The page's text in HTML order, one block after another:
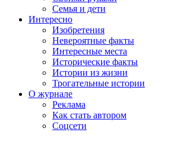
Семья и дети
Интересно
Изобретения
Невероятные факты
Интересные места
Исторические факты
Истории из жизни
Трогательные истории
О журнале
Реклама
Как стать автором
Соцсети